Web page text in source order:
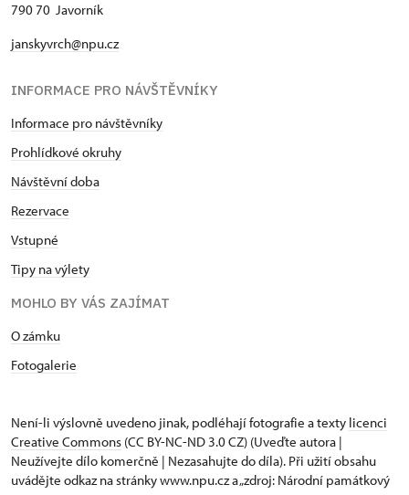
790 70 Javorník
janskyvrch@npu.cz
INFORMACE PRO NÁVŠTĚVNÍKY
Informace pro návštěvníky
Prohlídkové okruhy
Návštěvní doba
Rezervace
Vstupné
Tipy na výlety
MOHLO BY VÁS ZAJÍMAT
O zámku
Fotogalerie
Není-li výslovně uvedeno jinak, podléhají fotografie a texty licenci
Creative Commons (CC BY-NC-ND 3.0 CZ) (Uveďte autora |
Neužívejte dílo komerčně | Nezasahujte do díla). Při užití obsahu
uvádějte odkaz na stránky www.npu.cz a „zdroj: Národní památkový